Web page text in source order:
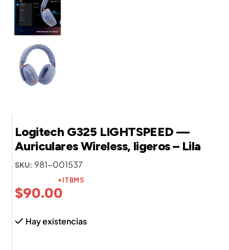
Logitech G325 LIGHTSPEED —
Auriculares Wireless, ligeros – Lila
SKU: 981-001537
$90.00
+ITBMS
Hay existencias